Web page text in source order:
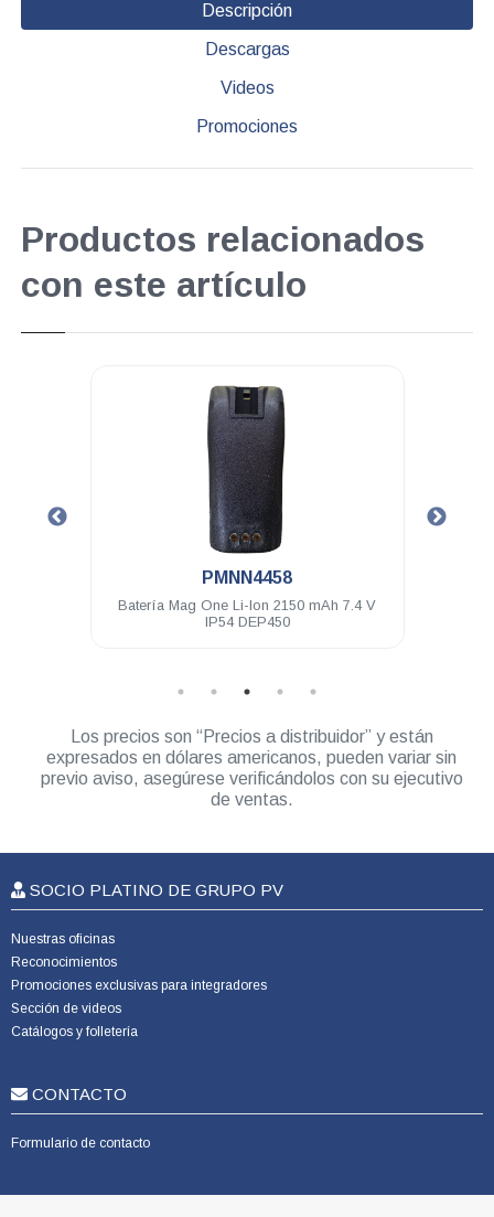
Descripción
Descargas
Videos
Promociones
Productos relacionados
con este artículo
.
PMNN4458
Batería Mag One Li-Ion 2150 mAh 7.4 V
IP54 DEP450
Los precios son “Precios a distribuidor” y están
expresados en dólares americanos, pueden variar sin
previo aviso, asegúrese verificándolos con su ejecutivo
de ventas.
SOCIO PLATINO DE GRUPO PV
Nuestras oficinas
Reconocimientos
Promociones exclusivas para integradores
Sección de videos
Catálogos y folletería
CONTACTO
Formulario de contacto